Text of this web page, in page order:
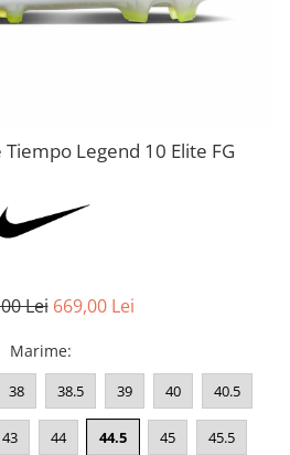
Legend 10 Elite FG
Lei 669,00 Lei
Marime:
38 38.5 39 40 40.5
43 44 44.5 45 45.5